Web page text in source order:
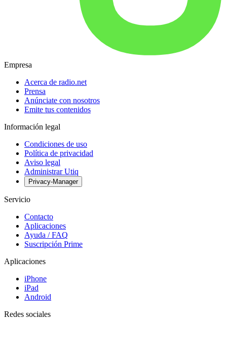
Empresa
Acerca de radio.net
Prensa
Anúnciate con nosotros
Emite tus contenidos
Información legal
Condiciones de uso
Política de privacidad
Aviso legal
Administrar Utiq
Privacy-Manager
Servicio
Contacto
Aplicaciones
Ayuda / FAQ
Suscripción Prime
Aplicaciones
iPhone
iPad
Android
Redes sociales